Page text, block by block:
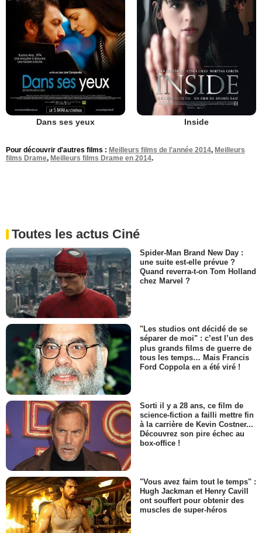
Dans ses yeux Inside
Pour découvrir d'autres films : Meilleurs films de l'année 2014, Meilleurs
films Drame, Meilleurs films Drame en 2014.
Toutes les actus Ciné
Spider-Man Brand New Day :
une suite est-elle prévue ?
Quand reverra-t-on Tom Holland
chez Marvel ?
"Les studios ont décidé de se
séparer de moi" : c’est l’un des
plus grands films de guerre de
tous les temps… Mais Francis
Ford Coppola en a été viré !
Sorti il y a 28 ans, ce film de
science-fiction a failli mettre fin
à la carrière de Kevin Costner...
Découvrez son pire échec au
box-office !
"Vous avez faim tout le temps" :
Hugh Jackman et Henry Cavill
ont souffert pour obtenir des
muscles de super-héros